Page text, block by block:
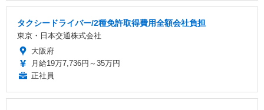
タクシードライバー/2種免許取得費用全額会社負担
東京・日本交通株式会社
大阪府
月給19万7,736円～35万円
正社員